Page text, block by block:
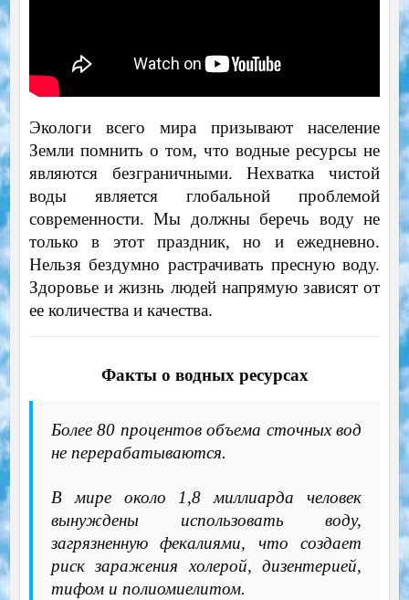
Экологи всего мира призывают население
Земли помнить о том, что водные ресурсы не
являются безграничными. Нехватка чистой
воды является глобальной проблемой
современности. Мы должны беречь воду не
только в этот праздник, но и ежедневно.
Нельзя бездумно растрачивать пресную воду.
Здоровье и жизнь людей напрямую зависят от
ее количества и качества.
Факты о водных ресурсах
Более 80 процентов объема сточных вод
не перерабатываются.
В мире около 1,8 миллиарда человек
вынуждены использовать воду,
загрязненную фекалиями, что создает
риск заражения холерой, дизентерией,
тифом и полиомиелитом.